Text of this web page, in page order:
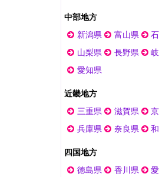
中部地方
新潟県
富山県
山梨県
長野県
愛知県
近畿地方
三重県
滋賀県
兵庫県
奈良県
四国地方
徳島県
香川県